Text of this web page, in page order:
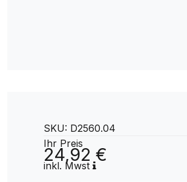
SKU: D2560.04
Ihr Preis
24,92 €
inkl. Mwst